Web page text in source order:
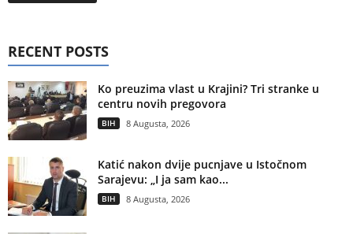
RECENT POSTS
Ko preuzima vlast u Krajini? Tri stranke u
centru novih pregovora
BIH 8 Augusta, 2026
Katić nakon dvije pucnjave u Istočnom
Sarajevu: „I ja sam kao...
BIH 8 Augusta, 2026